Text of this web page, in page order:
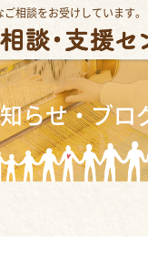
相談をお受けしています。
らせ・ブロ